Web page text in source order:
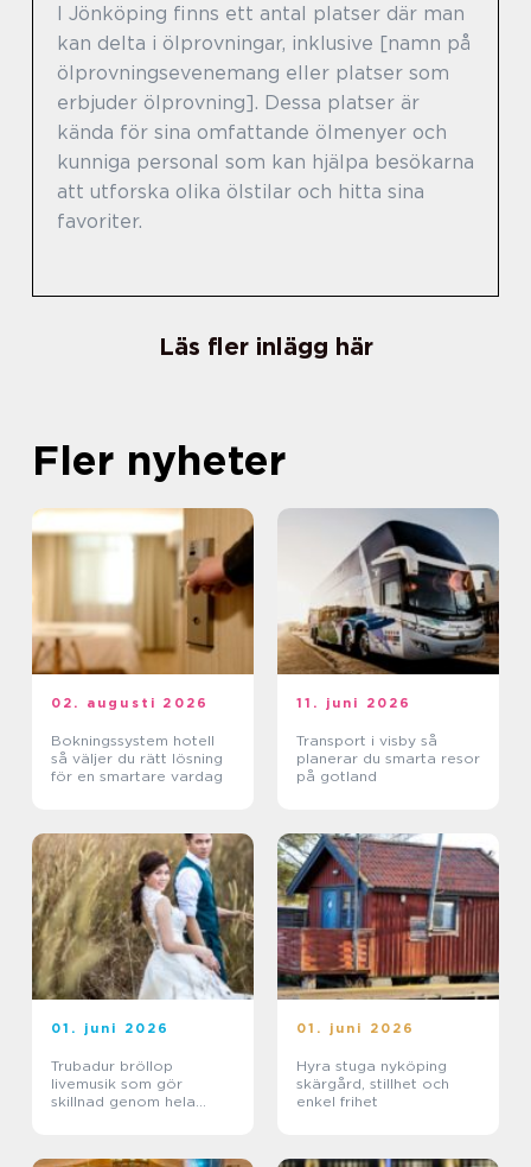
I Jönköping finns ett antal platser där man
kan delta i ölprovningar, inklusive [namn på
ölprovningsevenemang eller platser som
erbjuder ölprovning]. Dessa platser är
kända för sina omfattande ölmenyer och
kunniga personal som kan hjälpa besökarna
att utforska olika ölstilar och hitta sina
favoriter.
Läs fler inlägg här
Fler nyheter
02. augusti 2026
Bokningssystem hotell
så väljer du rätt lösning
för en smartare vardag
11. juni 2026
Transport i visby så
planerar du smarta resor
på gotland
01. juni 2026
Trubadur bröllop
livemusik som gör
skillnad genom hela
01. juni 2026
Hyra stuga nyköping
skärgård, stillhet och
enkel frihet